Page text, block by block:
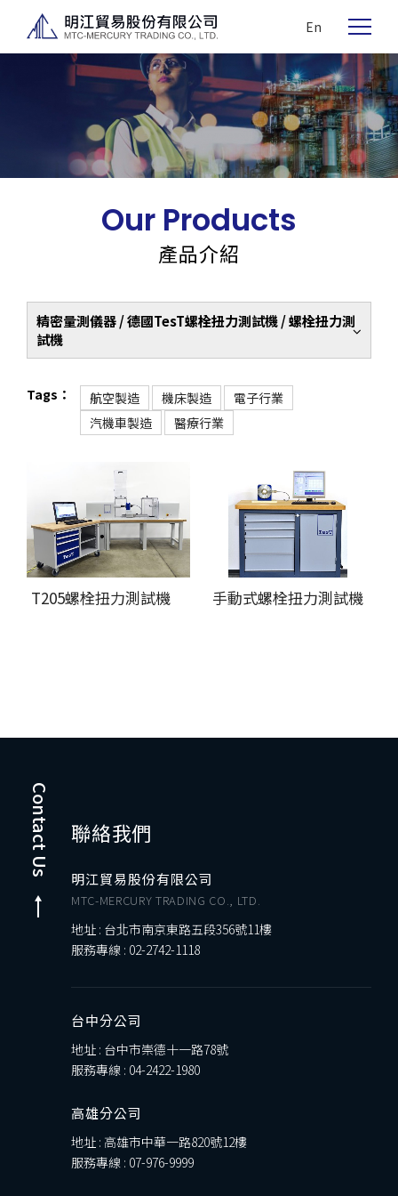
En
Our Products
產品介紹
精密量測儀器 / 德國TesT螺栓扭力測試機 / 螺栓扭力測
試機
Tags： 航空製造 機床製造
電子行業
汽機車製造
醫療行業
T205螺栓扭力測試機 手動式螺栓扭力測試機
Contact Us 聯絡我們
明江貿易股份有限公司
MTC-MERCURY TRADING CO., LTD.
地址 : 台北市南京東路五段356號11樓
服務專線 : 02-2742-1118
台中分公司
地址 : 台中市崇德十一路78號
服務專線 : 04-2422-1980
高雄分公司
地址 : 高雄市中華一路820號12樓
服務專線 : 07-976-9999